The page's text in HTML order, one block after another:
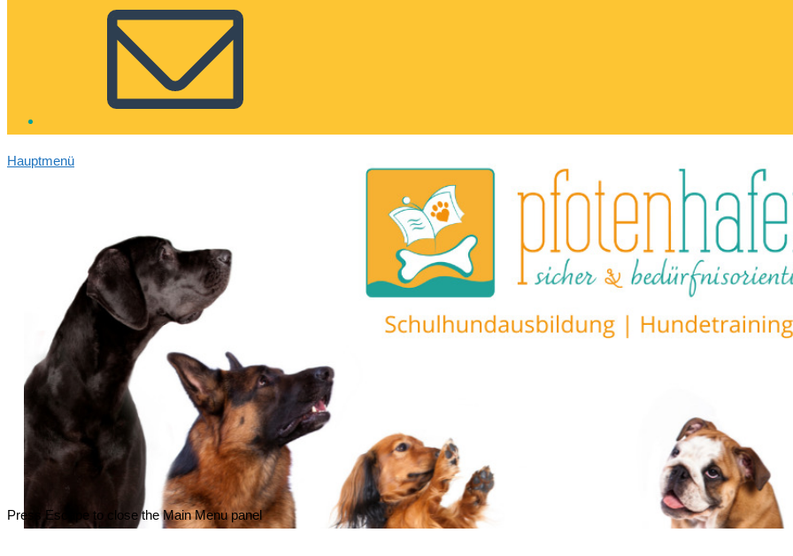
Hauptmenü
Press Escape to close the Main Menu panel